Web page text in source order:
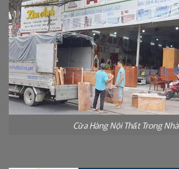
Cửa Hàng Nội Thất Trong Nhà